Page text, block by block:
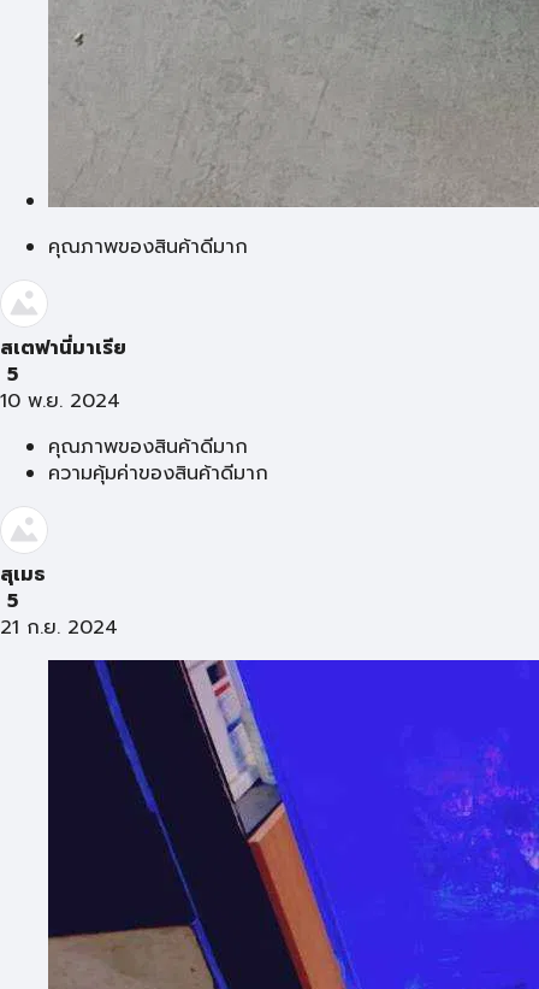
คุณภาพของสินค้าดีมาก
สเตฟานี่มาเรีย
5
10 พ.ย. 2024
คุณภาพของสินค้าดีมาก
ความคุ้มค่าของสินค้าดีมาก
สุเมธ
5
21 ก.ย. 2024